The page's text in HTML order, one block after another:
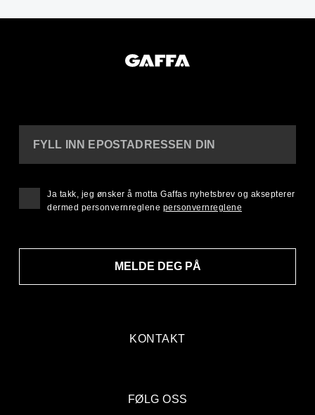
KONTAKT
FYLL INN EPOSTADRESSEN DIN
MELDE DEG PÅ
Ja takk, jeg ønsker å motta Gaffas nyhetsbrev og aksepterer
dermed personvernreglene personvernreglene
FØLG OSS